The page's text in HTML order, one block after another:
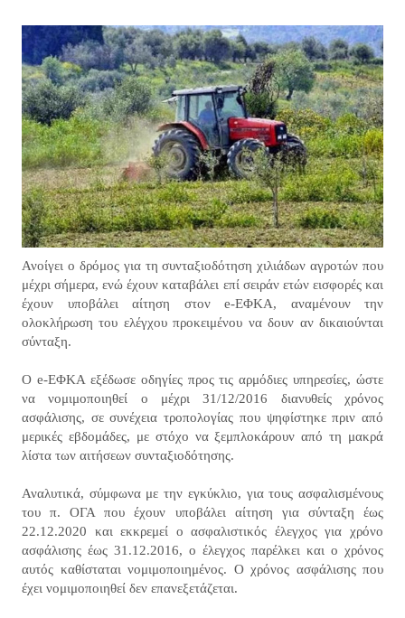
Ανοίγει ο δρόμος για τη συνταξιοδότηση χιλιάδων αγροτών που
μέχρι σήμερα, ενώ έχουν καταβάλει επί σειράν ετών εισφορές και
έχουν υποβάλει αίτηση στον e-ΕΦΚΑ, αναμένουν την
ολοκλήρωση του ελέγχου προκειμένου να δουν αν δικαιούνται
σύνταξη.
Ο e-ΕΦΚΑ εξέδωσε οδηγίες προς τις αρμόδιες υπηρεσίες, ώστε
να νομιμοποιηθεί ο μέχρι 31/12/2016 διανυθείς χρόνος
ασφάλισης, σε συνέχεια τροπολογίας που ψηφίστηκε πριν από
μερικές εβδομάδες, με στόχο να ξεμπλοκάρουν από τη μακρά
λίστα των αιτήσεων συνταξιοδότησης.
Αναλυτικά, σύμφωνα με την εγκύκλιο, για τους ασφαλισμένους
του π. ΟΓΑ που έχουν υποβάλει αίτηση για σύνταξη έως
22.12.2020 και εκκρεμεί ο ασφαλιστικός έλεγχος για χρόνο
ασφάλισης έως 31.12.2016, ο έλεγχος παρέλκει και ο χρόνος
αυτός καθίσταται νομιμοποιημένος. Ο χρόνος ασφάλισης που
έχει νομιμοποιηθεί δεν επανεξετάζεται.